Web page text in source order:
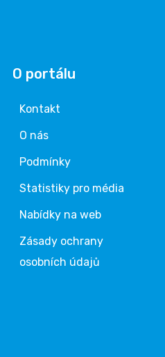
O portálu
Kontakt
O nás
Podmínky
Statistiky pro média
Nabídky na web
Zásady ochrany
osobních údajů